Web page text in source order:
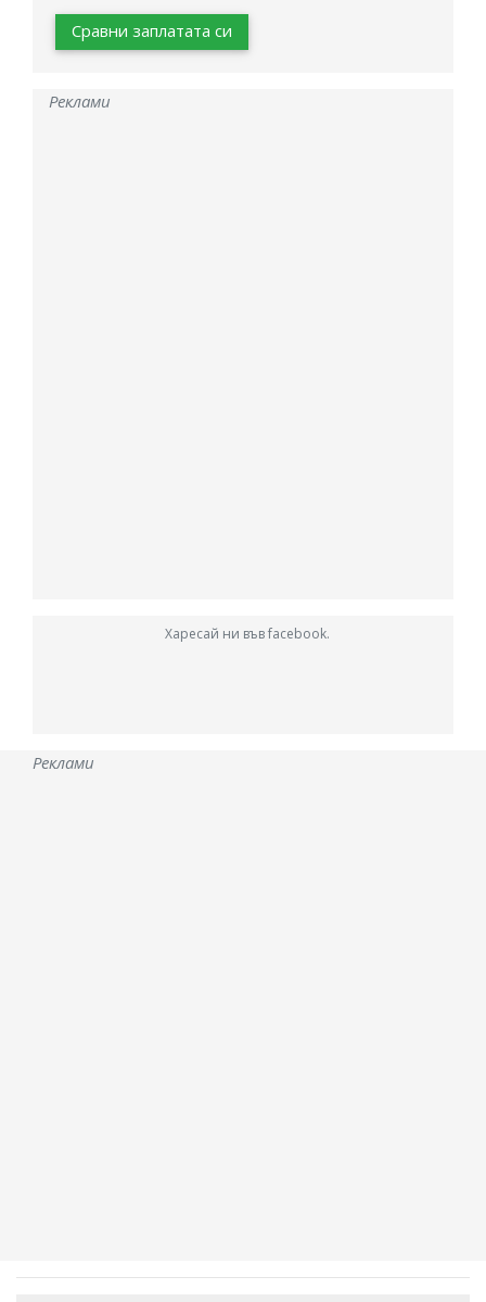
Сравни заплатата си
Реклами
Харесай ни във facebook.
Реклами